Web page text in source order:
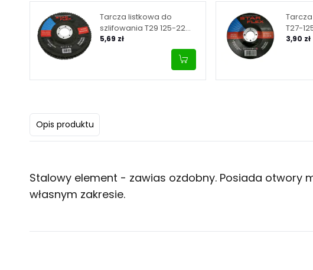
Tarcza listkowa do
szlifowania T29 125-22
granulacja 40, INOX
5,69 zł
T27-
3,90 zł
Opis produktu
Stalowy element - zawias ozdobny. Posiada otwory
własnym zakresie.